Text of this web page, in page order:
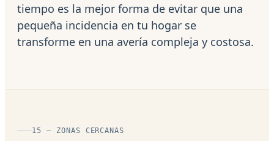
tiempo es la mejor forma de evitar que una
pequeña incidencia en tu hogar se
transforme en una avería compleja y costosa.
15 — ZONAS CERCANAS